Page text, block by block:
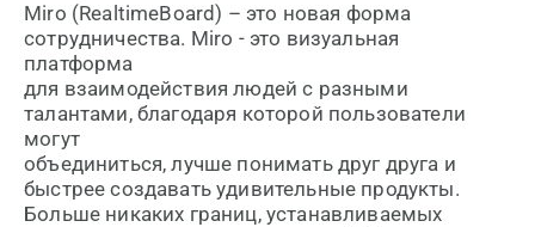
Miro (RealtimeBoard) – это новая форма
сотрудничества. Miro - это визуальная
платформа
для взаимодействия людей с разными
талантами, благодаря которой пользователи
могут
объединиться, лучше понимать друг друга и
быстрее создавать удивительные продукты.
Больше никаких границ, устанавливаемых